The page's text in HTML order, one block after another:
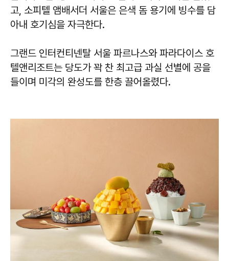
고, 소피텔 앰배서더 서울은 은색 돔 용기에 빙수를 담
아내 호기심을 자극한다.
그랜드 인터컨티넨탈 서울 파르나스와 파라다이스 호
텔앤리조트는 당도가 꽉 찬 최고급 과실 선별에 공을
들이며 미각의 완성도를 한층 끌어올렸다.